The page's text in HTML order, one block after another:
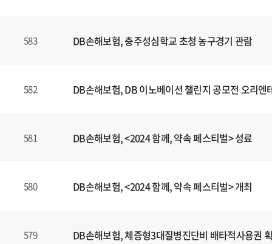
583 DB손해보험, 충주성심학교 초청 농구경기 관람
582 DB손해보험, DB 이노베이션 챌린지 공모전 오리엔
581 DB손해보험, <2024 함께, 약속 페스티벌> 성료
580 DB손해보험, <2024 함께, 약속 페스티벌> 개최
579 DB손해보험, 체증형3대질병진단비 배타적사용권